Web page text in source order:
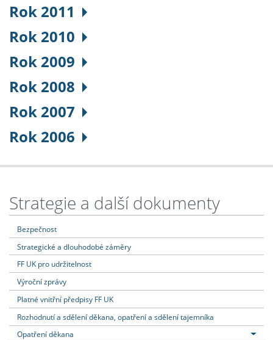
Rok 2011
Rok 2010
Rok 2009
Rok 2008
Rok 2007
Rok 2006
Strategie a další dokumenty
Bezpečnost
Strategické a dlouhodobé záměry
FF UK pro udržitelnost
Výroční zprávy
Platné vnitřní předpisy FF UK
Rozhodnutí a sdělení děkana, opatření a sdělení tajemníka
Opatření děkana